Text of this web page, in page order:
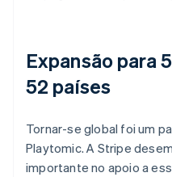
Expansão para
52 países
Tornar-se global foi um
Playtomic. A Stripe
importante no apoio a